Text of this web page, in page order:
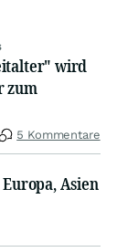
wird
zum
5 Kommentare
Asien